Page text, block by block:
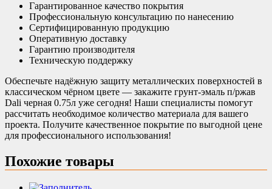
Гарантированное качество покрытия
Профессиональную консультацию по нанесению
Сертифицированную продукцию
Оперативную доставку
Гарантию производителя
Техническую поддержку
Обеспечьте надёжную защиту металлических поверхностей в
классическом чёрном цвете — закажите грунт-эмаль п/ржав
Dali черная 0.75л уже сегодня! Наши специалисты помогут
рассчитать необходимое количество материала для вашего
проекта. Получите качественное покрытие по выгодной цене
для профессионального использования!
Похожие товары